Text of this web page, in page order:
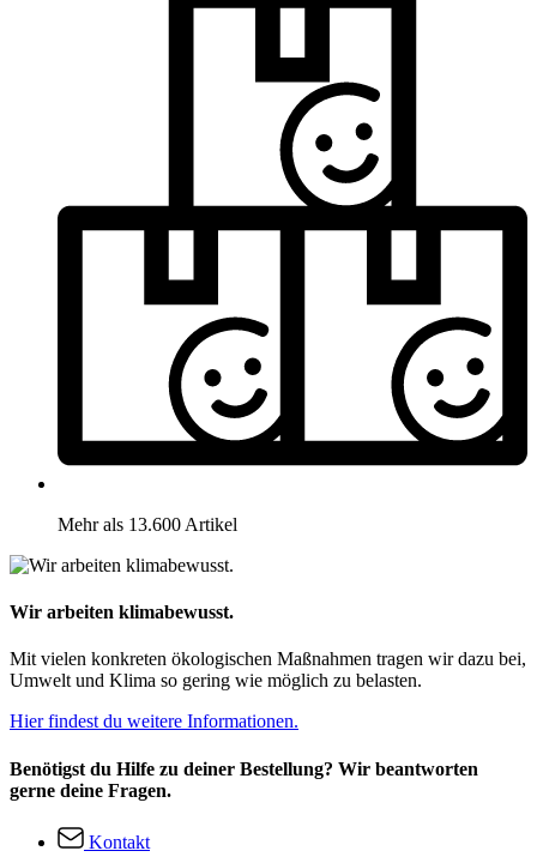
Mehr als 13.600 Artikel
Wir arbeiten klimabewusst.
Mit vielen konkreten ökologischen Maßnahmen tragen wir dazu bei,
Umwelt und Klima so gering wie möglich zu belasten.
Hier findest du weitere Informationen.
Benötigst du Hilfe zu deiner Bestellung? Wir beantworten
gerne deine Fragen.
Kontakt